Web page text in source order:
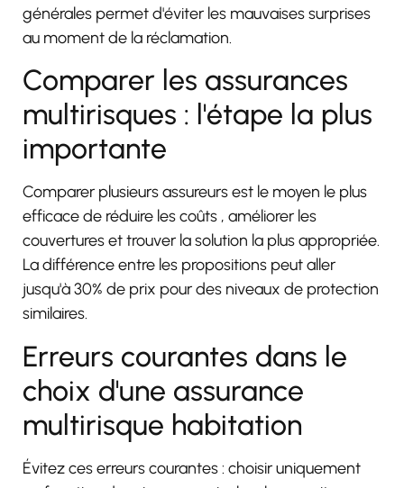
générales permet d'éviter les mauvaises surprises
au moment de la réclamation.
Comparer les assurances
multirisques : l'étape la plus
importante
Comparer plusieurs assureurs est le moyen le plus
efficace de réduire les coûts , améliorer les
couvertureset trouver la solution la plus appropriée.
La différence entre les propositions peut aller
jusqu'à 30% de prix pour des niveaux de protection
similaires.
Erreurs courantes dans le
choix d'une assurance
multirisque habitation
Évitez ces erreurs courantes : choisir uniquement